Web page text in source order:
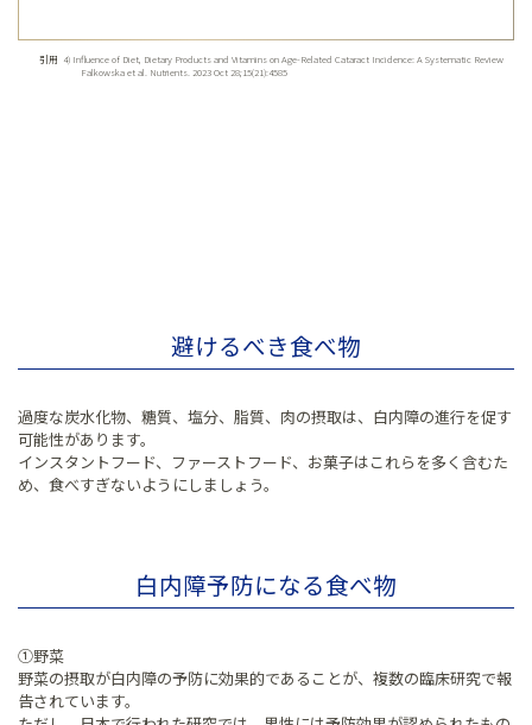
引用 4) Influence of Diet, Dietary Products and Vitamins on Age-Related Cataract Incidence: A Systematic Review
Falkowska et al. Nutrients. 2023 Oct 28;15(21):4585
避けるべき食べ物
過度な炭水化物、糖質、塩分、脂質、肉の摂取は、白内障の進行を促す
可能性があります。
インスタントフード、ファーストフード、お菓子はこれらを多く含むた
め、食べすぎないようにしましょう。
白内障予防になる食べ物
①野菜
野菜の摂取が白内障の予防に効果的であることが、複数の臨床研究で報
告されています。